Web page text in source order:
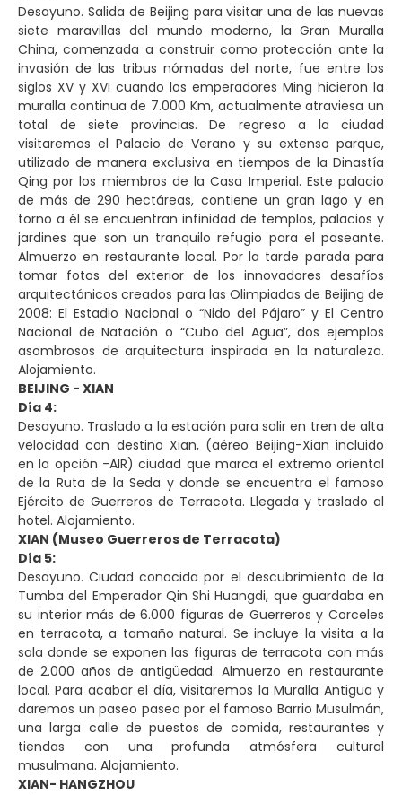
Desayuno. Salida de Beijing para visitar una de las nuevas
siete maravillas del mundo moderno, la Gran Muralla
China, comenzada a construir como protección ante la
invasión de las tribus nómadas del norte, fue entre los
siglos XV y XVI cuando los emperadores Ming hicieron la
muralla continua de 7.000 Km, actualmente atraviesa un
total de siete provincias. De regreso a la ciudad
visitaremos el Palacio de Verano y su extenso parque,
utilizado de manera exclusiva en tiempos de la Dinastía
Qing por los miembros de la Casa Imperial. Este palacio
de más de 290 hectáreas, contiene un gran lago y en
torno a él se encuentran infinidad de templos, palacios y
jardines que son un tranquilo refugio para el paseante.
Almuerzo en restaurante local. Por la tarde parada para
tomar fotos del exterior de los innovadores desafíos
arquitectónicos creados para las Olimpiadas de Beijing de
2008: El Estadio Nacional o “Nido del Pájaro” y El Centro
Nacional de Natación o “Cubo del Agua”, dos ejemplos
asombrosos de arquitectura inspirada en la naturaleza.
Alojamiento.
BEIJING - XIAN
Día 4:
Desayuno. Traslado a la estación para salir en tren de alta
velocidad con destino Xian, (aéreo Beijing-Xian incluido
en la opción -AIR) ciudad que marca el extremo oriental
de la Ruta de la Seda y donde se encuentra el famoso
Ejército de Guerreros de Terracota. Llegada y traslado al
hotel. Alojamiento.
XIAN (Museo Guerreros de Terracota)
Día 5:
Desayuno. Ciudad conocida por el descubrimiento de la
Tumba del Emperador Qin Shi Huangdi, que guardaba en
su interior más de 6.000 figuras de Guerreros y Corceles
en terracota, a tamaño natural. Se incluye la visita a la
sala donde se exponen las figuras de terracota con más
de 2.000 años de antigüedad. Almuerzo en restaurante
local. Para acabar el día, visitaremos la Muralla Antigua y
daremos un paseo paseo por el famoso Barrio Musulmán,
una larga calle de puestos de comida, restaurantes y
tiendas con una profunda atmósfera cultural
musulmana. Alojamiento.
XIAN- HANGZHOU